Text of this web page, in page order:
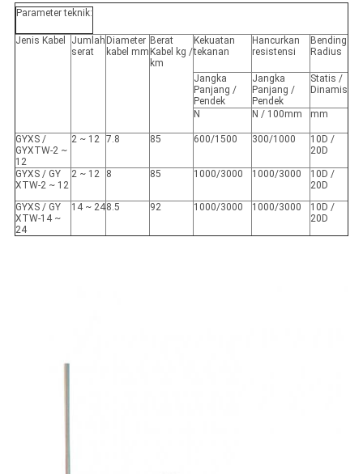
Parameter teknik:
Jenis Kabel
Jumlah
serat
Diameter
kabel mm
Berat
Kabel kg /
km
Kekuatan
tekanan
Hancurkan
resistensi
Bending
Radius
Jangka
Panjang /
Pendek
Jangka
Panjang /
Pendek
Statis /
Dinamis
N N / 100mm mm
GYXS /
GYXTW-2 ~
12
2 ~ 12 7.8 85 600/1500 300/1000
10D /
20D
GYXS / GY
XTW-2 ~ 12
2 ~ 12 8 85 1000/3000 1000/3000
10D /
20D
GYXS / GY
XTW-14 ~
24
14 ~ 248.5 92 1000/3000 1000/3000
10D /
20D